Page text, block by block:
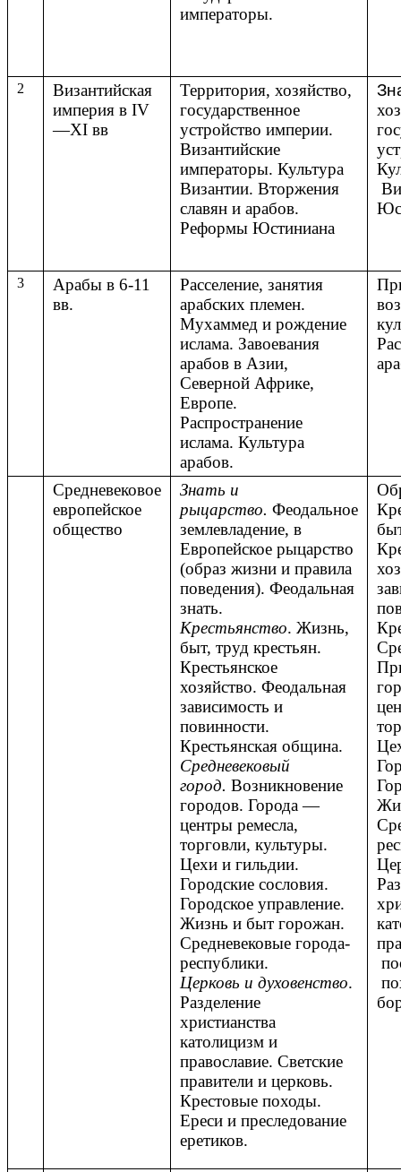
императоры.
2
Византийская
империя в IV
—XI вв
Территория, хозяйство,
государственное
устройство империи.
Византийские
императоры. Культура
Византии. Вторжения
славян и арабов.
Реформы Юстиниана
3
Арабы в 6-11
вв.
Расселение, занятия
арабских племен.
Мухаммед и рождение
ислама. Завоевания
арабов в Азии,
Северной Африке,
Европе.
Распространение
ислама. Культура
арабов.
Средневековое
европейское
общество
Знать и
рыцарство. Феодальное
землевладение, в
Европейское рыцарство
(образ жизни и правила
поведения). Феодальная
знать.
Крестьянство. Жизнь,
быт, труд крестьян.
Крестьянское
хозяйство. Феодальная
зависимость и
повинности.
Крестьянская община.
Средневековый
город. Возникновение
городов. Города —
центры ремесла,
торговли, культуры.
Цехи и гильдии.
Городские сословия.
Городское управление.
Жизнь и быт горожан.
Средневековые города-
республики.
Церковь и духовенство.
Разделение
христианства
католицизм и
православие. Светские
правители и церковь.
Крестовые походы.
Ереси и преследование
еретиков.